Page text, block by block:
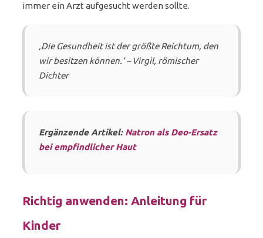
immer ein Arzt aufgesucht werden sollte.
‚Die Gesundheit ist der größte Reichtum, den
wir besitzen können.‘ – Virgil, römischer
Dichter
Ergänzende Artikel: Natron als Deo-Ersatz
bei empfindlicher Haut
Richtig anwenden: Anleitung für
Kinder